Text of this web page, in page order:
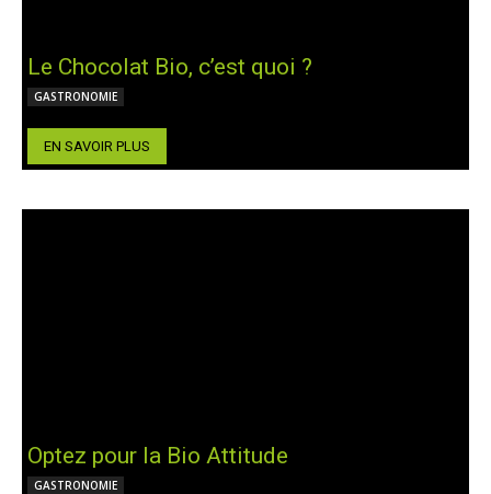
Le Chocolat Bio, c’est quoi ?
GASTRONOMIE
EN SAVOIR PLUS
Optez pour la Bio Attitude
GASTRONOMIE